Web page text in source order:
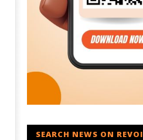
SEARCH NEWS ON REVOI